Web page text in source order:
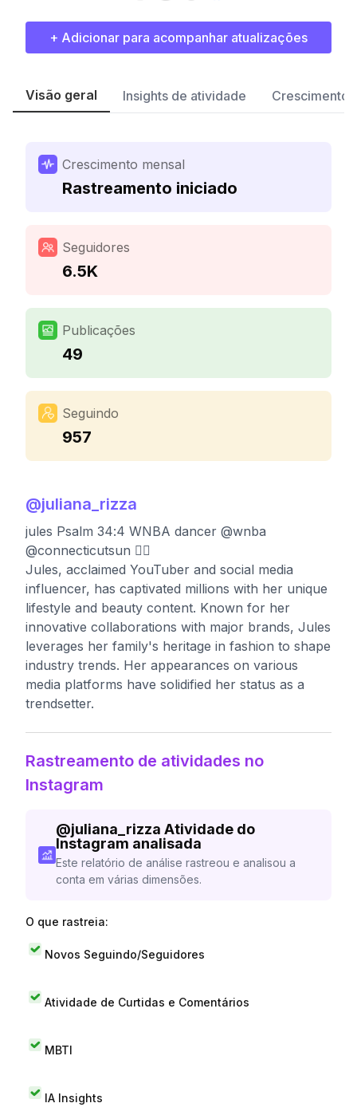
+ Adicionar para acompanhar atualizações
Visão geral Insights de atividade Crescimento
Crescimento mensal
Rastreamento iniciado
Seguidores
6.5K
Publicações
49
Seguindo
957
@juliana_rizza
jules Psalm 34:4 WNBA dancer @wnba
@connecticutsun ❤️‍🔥
Jules, acclaimed YouTuber and social media
influencer, has captivated millions with her unique
lifestyle and beauty content. Known for her
innovative collaborations with major brands, Jules
leverages her family's heritage in fashion to shape
industry trends. Her appearances on various
media platforms have solidified her status as a
trendsetter.
Rastreamento de atividades no
Instagram
@juliana_rizza Atividade do
Instagram analisada
Este relatório de análise rastreou e analisou a
conta em várias dimensões.
O que rastreia:
Novos Seguindo/Seguidores
Atividade de Curtidas e Comentários
MBTI
IA Insights